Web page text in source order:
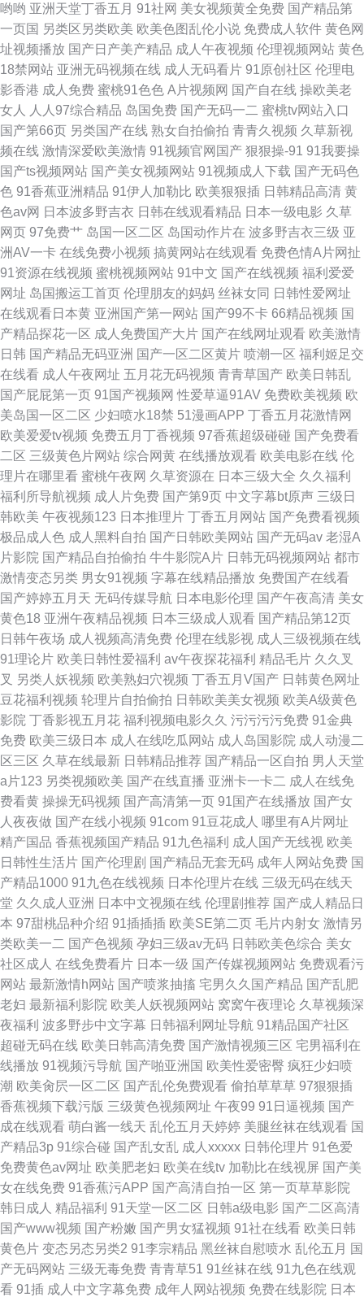
制服丝袜国产日韩一区 男女野外做爰全过程69影院 99热最新在线 免费又黄
又爽a 亚洲va中文字 成人网天堂网 内射无码一区日韩 亚洲丶国产丶欧美 成
全视频免费高清观看在线电视剧 蜜桃视频在线免费观看 亚洲国产精品ⅴa 成
人三级网站国产 一区二区三区不卡 国产精品精品国产一 日本韩国成人 在线
精品视频免费播放 国产精品一区二区不卡 日本屄视频 在线视频一区 国产天
美传媒影视传媒 日本入室 中文字幕a
哟哟 亚洲天堂丁香五月 91社网 美女视频黄全免费 国产精品第
一页国 另类区另类欧美 欧美色图乱伦小说 免费成人软件 黄色网
址视频播放 国产日产美产精品 成人午夜视频 伦理视频网站 黄色
18禁网站 亚洲无码视频在线 成人无码看片 91原创社区 伦理电
影香港 成人免费 蜜桃91色色 A片视频网 国产自在线 操欧美老
女人
人人97综合精品 岛国免费 国产无码一二 蜜桃tv网站入口
国产第66页 另类国产在线 熟女自拍偷拍 青青久视频 久草新视
频在线 激情深爱欧美激情 91视频官网国产 狠狠操-91 91我要操
国产ts视频网站 国产美女视频网站 91视频成人下载 国产无码色
色 91香蕉亚洲精品 91伊人加勒比 欧美狠狠插 日韩精品高清 黄
色av网 日本波多野吉衣 日韩在线观看精品 日本一级电影 久草
网页 97免费艹 岛国一区二区 岛国动作片在 波多野吉衣三级 亚
洲AV一卡 在线免费小视频 搞黄网站在线观看 免费色情A片网扯
91资源在线视频 蜜桃视频网站 91中文 国产在线视频 福利爱爱
网址 岛国搬运工首页 伦理朋友的妈妈 丝袜女同 日韩性爱网址
在线观看日本黄 亚洲国产第一网站 国产99不卡 66精品视频 国
产精品探花一区 成人免费国产大片 国产在线网址观看 欧美激情
日韩 国产精品无码亚洲 国产一区二区黄片 喷潮一区 福利姬足交
在线看 成人午夜网址 五月花无码视频 青青草国产 欧美日韩乱
国产屁屁第一页 91国产视频网 性爱草逼91AV 免费欧美视频 欧
美岛国一区二区 少妇喷水18禁 51漫画APP 丁香五月花激情网
欧美爱爱tv视频 免费五月丁香视频 97香蕉超级碰碰 国产免费看
二区 三级黄色片网站 综合网黄 在线播放观看 欧美电影在线 伦
理片在哪里看 蜜桃午夜网 久草资源在 日本三级大全 久久福利
福利所导航视频 成人片免费 国产第9页 中文字幕bt原声 三级日
韩欧美 午夜视频123 日本推理片 丁香五月网站 国产免费看视频
极品成人色 成人黑料自拍 国产日韩欧美网站 国产无码av 老湿A
片影院 国产精品自拍偷拍 牛牛影院A片 日韩无码视频网站 都市
激情变态另类 男女91视频 字幕在线精品播放 免费国产在线看
国产婷婷五月天 无码传媒导航 日本电影伦理 国产午夜高清 美女
黄色18 亚洲午夜精品视频 日本三级成人观看 国产精品第12页
日韩午夜场 成人视频高清免费 伦理在线影视 成人三级视频在线
91理论片 欧美日韩性爱福利 av午夜探花福利 精品毛片 久久叉
叉 另类人妖视频 欧美熟妇穴视频 丁香五月V国产 日韩黄色网址
豆花福利视频 轮理片自拍偷拍 日韩欧美美女视频 欧美A级黄色
影院 丁香影视五月花 福利视频电影久久 污污污污免费 91金典
免费 欧美三级日本 成人在线吃瓜网站 成人岛国影院 成人动漫二
区三区 久草在线最新 日韩精品推荐 国产精品一区自拍 男人天堂
a片123 另类视频欧美 国产在线直播 亚洲卡一卡二 成人在线免
费看黄 操操无码视频 国产高清第一页 91国产在线播放 国产女
人夜夜做 国产在线小视频 91com 91豆花成人 哪里有A片网址
精产国品 香蕉视频国产精品 91九色福利 成人国产无线视 欧美
日韩性生活片 国产伦理剧 国产精品无套无码 成年人网站免费 国
产精品1000 91九色在线视频 日本伦理片在线 三级无码在线天
堂 久久成人亚洲 日本中文视频在线 伦理剧推荐 国产成人精品日
本 97甜桃品种介绍 91插插插 欧美SE第二页 毛片内射女 激情另
类欧美一二 国产色视频 孕妇三级av无码 日韩欧美色综合 美女
社区成人 在线免费看片 日本一级 国产传媒视频网站 免费观看污
网站 最新激情h网站 国产喷浆抽搐 宅男久久国产精品 国产乱肥
老妇 最新福利影院 欧美人妖视频网站 窝窝午夜理论 久草视频深
夜福利 波多野步中文字幕 日韩福利网址导航 91精品国产社区
超碰无码在线 欧美日韩高清免费 国产激情视频三区 宅男福利在
线播放 91视频污导航 国产啪亚洲国 欧美性爱密臀 疯狂少妇喷
潮 欧美肏屄一区二区 国产乱伦免费观看 偷拍草草草 97狠狠插
香蕉视频下载污版 三级黄色视频网址 午夜99 91日逼视频 国产
成在线观看 萌白酱一线天 乱伦五月天婷婷 美腿丝袜在线观看 国
产精品3p 91综合碰 国产乱女乱 成人xxxxx 日韩伦理片 91色爱
免费黄色av网址 欧美肥老妇 欧美在线tv 加勒比在线视屏 国产美
女在线免费 91香蕉污APP 国产高清自拍一区 第一页草草影院
韩日成人 精品福利 91天堂一区二区 日韩a级电影 国产二区高清
国产www视频 国产粉嫩 国产男女猛视频 91社在线看 欧美日韩
黄色片 变态另态另类2 91李宗精品 黑丝袜自慰喷水 乱伦五月 国
产无码网站 三级无毒免费 青青草51 91丝袜在线 91九色在线观
看 91插 成人中文字幕免费 成年人网站视频 免费在线影院 日本